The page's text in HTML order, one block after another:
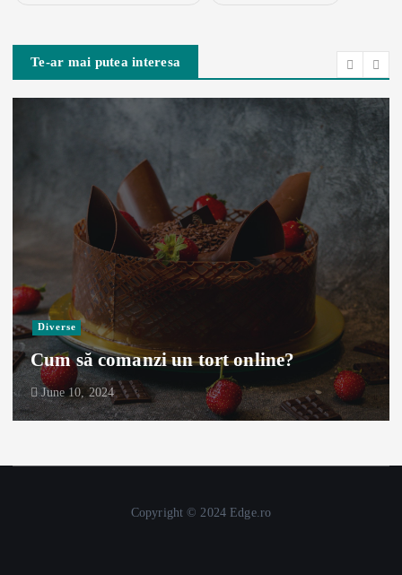
Te-ar mai putea interesa
Diverse
Cum să comanzi un tort online?
June 10, 2024
Copyright © 2024 Edge.ro